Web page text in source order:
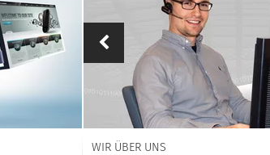
Vorheriges
WIR ÜBER UNS